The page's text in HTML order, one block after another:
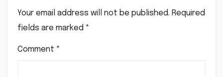
Your email address will not be published. Required
fields are marked *
Comment *